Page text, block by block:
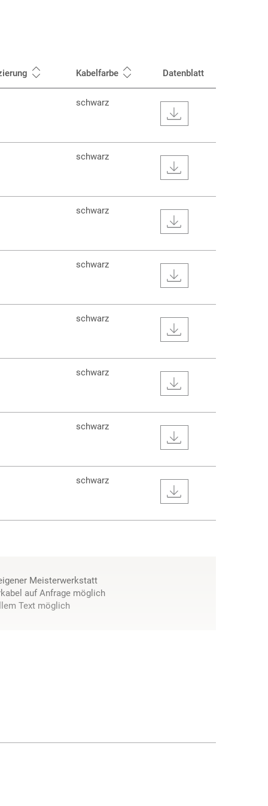
Kabelfarbe Datenblatt
schwarz
schwarz
schwarz
schwarz
schwarz
schwarz
schwarz
schwarz
Meisterwerkstatt
auf Anfrage möglich
Text möglich